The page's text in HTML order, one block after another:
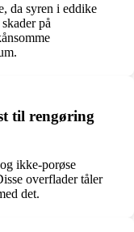
da syren i eddike
på
til rengøring
ikke-porøse
overflader tåler
det.